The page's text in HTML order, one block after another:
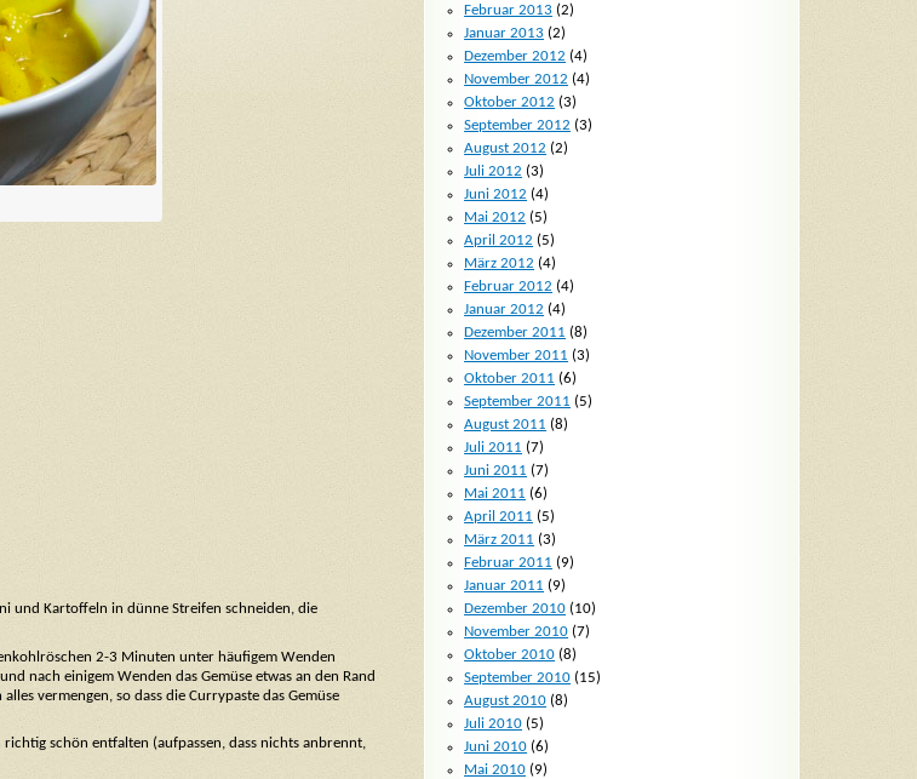
und Kartoffeln in dünne Streifen schneiden, die
2-3 Minuten unter häufigem Wenden
nach einigem Wenden das Gemüse etwas an den Rand
vermengen, so dass die Currypaste das Gemüse
schön entfalten (aufpassen, dass nichts anbrennt,
Februar 2013 (2)
Januar 2013 (2)
Dezember 2012 (4)
November 2012 (4)
Oktober 2012 (3)
September 2012 (3)
August 2012 (2)
Juli 2012 (3)
Juni 2012 (4)
Mai 2012 (5)
April 2012 (5)
März 2012 (4)
Februar 2012 (4)
Januar 2012 (4)
Dezember 2011 (8)
November 2011 (3)
Oktober 2011 (6)
September 2011 (5)
August 2011 (8)
Juli 2011 (7)
Juni 2011 (7)
Mai 2011 (6)
April 2011 (5)
März 2011 (3)
Februar 2011 (9)
Januar 2011 (9)
Dezember 2010 (10)
November 2010 (7)
Oktober 2010 (8)
September 2010 (15)
August 2010 (8)
Juli 2010 (5)
Juni 2010 (6)
Mai 2010 (9)